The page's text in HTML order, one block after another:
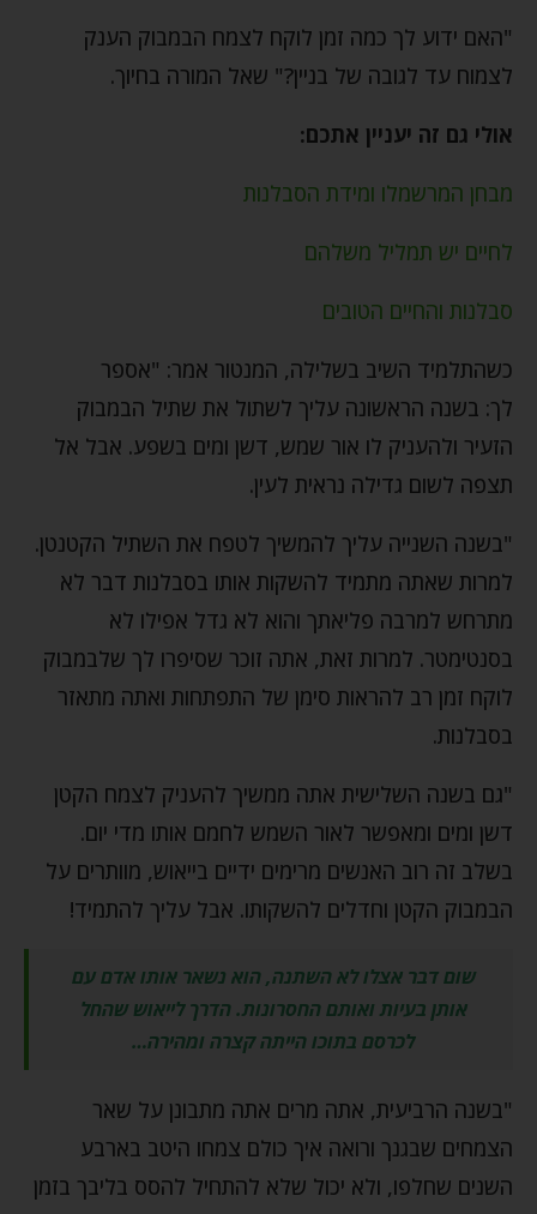
"האם ידוע לך כמה זמן לוקח לצמח הבמבוק הענק
לצמוח עד לגובה של בניין?" שאל המורה בחיוך.
אולי גם זה יעניין אתכם:
מבחן המרשמלו ומידת הסבלנות
לחיים יש תמליל משלהם
סבלנות והחיים הטובים
כשהתלמיד השיב בשלילה, המנטור אמר: "אספר
לך: בשנה הראשונה עליך לשתול את שתיל הבמבוק
הזעיר ולהעניק לו אור שמש, דשן ומים בשפע. אבל אל
תצפה לשום גדילה נראית לעין.
"בשנה השנייה עליך להמשיך לטפח את השתיל הקטנטן.
למרות שאתה מתמיד להשקות אותו בסבלנות דבר לא
מתרחש למרבה פליאתך והוא לא גדל אפילו לא
בסנטימטר. למרות זאת, אתה זוכר שסיפרו לך שלבמבוק
לוקח זמן רב להראות סימן של התפתחות ואתה מתאזר
בסבלנות.
"גם בשנה השלישית אתה ממשיך להעניק לצמח הקטן
דשן ומים ומאפשר לאור השמש לחמם אותו מדי יום.
בשלב זה רוב האנשים מרימים ידיים בייאוש, מוותרים על
הבמבוק הקטן וחדלים להשקותו. אבל עליך להתמיד!
שום דבר אצלו לא השתנה, הוא נשאר אותו אדם עם
אותן בעיות ואותם החסרונות. הדרך לייאוש שהחל
לכרסם בתוכו הייתה קצרה ומהירה…
"בשנה הרביעית, אתה מרים אתה מתבונן על שאר
הצמחים שבגנך ורואה איך כולם צמחו היטב בארבע
השנים שחלפו, ולא יכול שלא להתחיל להסס בליבך בזמן